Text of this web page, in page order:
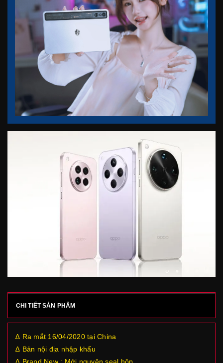
CHI TIẾT SẢN PHẨM
∆ Ra mắt 16/04/2020 tại China
∆ Bản nội địa nhập khẩu